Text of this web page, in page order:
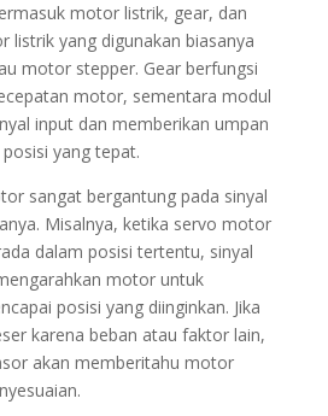
motor listrik, gear, dan
listrik yang digunakan biasanya
motor stepper. Gear berfungsi
motor, sementara modul
input dan memberikan umpan
yang tepat.
sangat bergantung pada sinyal
Misalnya, ketika servo motor
dalam posisi tertentu, sinyal
motor untuk
posisi yang diinginkan. Jika
karena beban atau faktor lain,
akan memberitahu motor